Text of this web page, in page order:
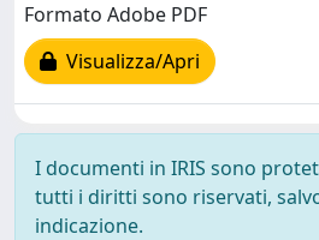
Formato Adobe PDF
Visualizza/Apri
I documenti in IRIS sono
tutti i diritti sono riservati,
indicazione.